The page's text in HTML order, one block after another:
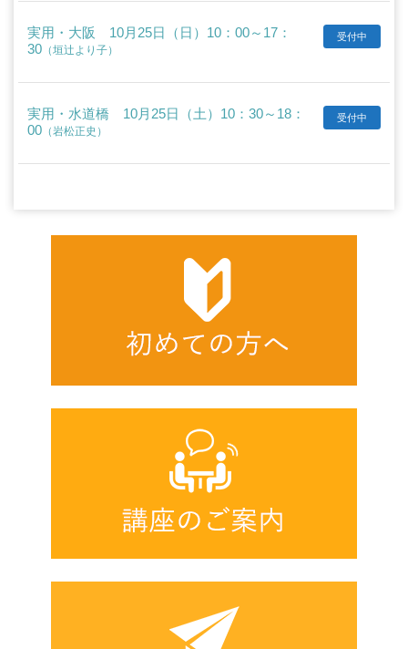
受付中
実用・大阪 10月25日（日）10：00～17：
30 （垣辻より子）
受付中
実用・水道橋 10月25日（土）10：30～18：
00 （岩松正史）